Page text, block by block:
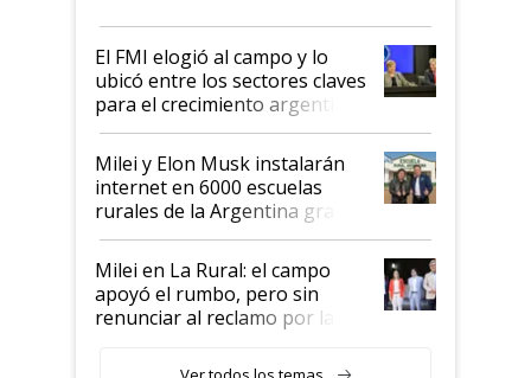
de Milei
El FMI elogió al campo y lo
ubicó entre los sectores claves
para el crecimiento argentino
Milei y Elon Musk instalarán
internet en 6000 escuelas
rurales de la Argentina gracias
a un acuerdo con Starlink
Milei en La Rural: el campo
apoyó el rumbo, pero sin
renunciar al reclamo por las